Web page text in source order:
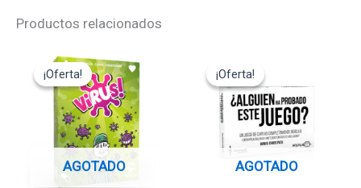
Productos relacionados
¡Oferta!
AGOTADO
¡Oferta!
precio
original
era:
15,00€.
precio
actual
es:
13,50€.
¡Oferta!
AGOTADO
¡Oferta!
original
era:
14,95€.
es:
13,45€.